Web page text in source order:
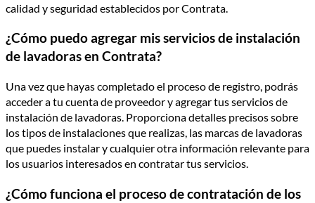
calidad y seguridad establecidos por Contrata.
¿Cómo puedo agregar mis servicios de instalación
de lavadoras en Contrata?
Una vez que hayas completado el proceso de registro, podrás
acceder a tu cuenta de proveedor y agregar tus servicios de
instalación de lavadoras. Proporciona detalles precisos sobre
los tipos de instalaciones que realizas, las marcas de lavadoras
que puedes instalar y cualquier otra información relevante para
los usuarios interesados en contratar tus servicios.
¿Cómo funciona el proceso de contratación de los